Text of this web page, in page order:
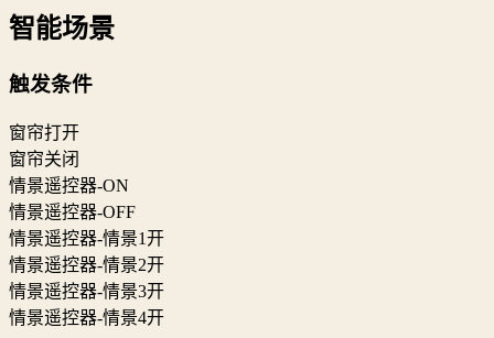
智能场景
触发条件
窗帘打开
窗帘关闭
情景遥控器-ON
情景遥控器-OFF
情景遥控器-情景1开
情景遥控器-情景2开
情景遥控器-情景3开
情景遥控器-情景4开